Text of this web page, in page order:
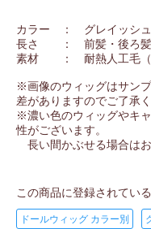
カラー ： グレイッシ
長さ ： 前髪・後ろ髪
素材 ： 耐熱人工毛（
※画像のウィッグはサン
差がありますのでご了承
※濃い色のウィッグやキ
性がございます。
長い間かぶせる場合はお
この商品に登録されてい
ドールウィッグ カラー別